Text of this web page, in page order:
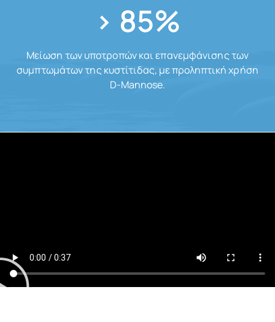
> 85%
Μείωση των υποτροπών και επανεμφάνισης των
συμπτωμάτων της κυστίτιδας, με προληπτική χρήση
D-Mannose.